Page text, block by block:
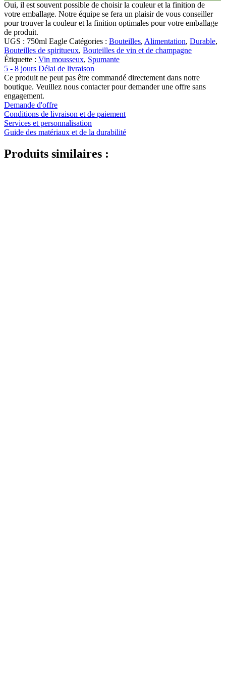
Oui, il est souvent possible de choisir la couleur et la finition de
votre emballage. Notre équipe se fera un plaisir de vous conseiller
pour trouver la couleur et la finition optimales pour votre emballage
de produit.
UGS : 750ml Eagle Catégories : Bouteilles, Alimentation, Durable,
Bouteilles de spiritueux, Bouteilles de vin et de champagne
Étiquette : Vin mousseux, Spumante
5 - 8 jours Délai de livraison
Ce produit ne peut pas être commandé directement dans notre
boutique. Veuillez nous contacter pour demander une offre sans
engagement.
Demande d'offre
Conditions de livraison et de paiement
Services et personnalisation
Guide des matériaux et de la durabilité
Produits similaires :